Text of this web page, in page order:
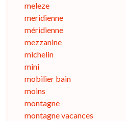
meleze
meridienne
méridienne
mezzanine
michelin
mini
mobilier bain
moins
montagne
montagne vacances